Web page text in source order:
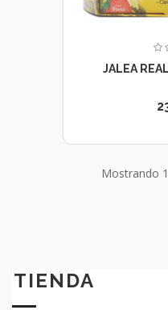
TIENDA
JALEA
Mostrando